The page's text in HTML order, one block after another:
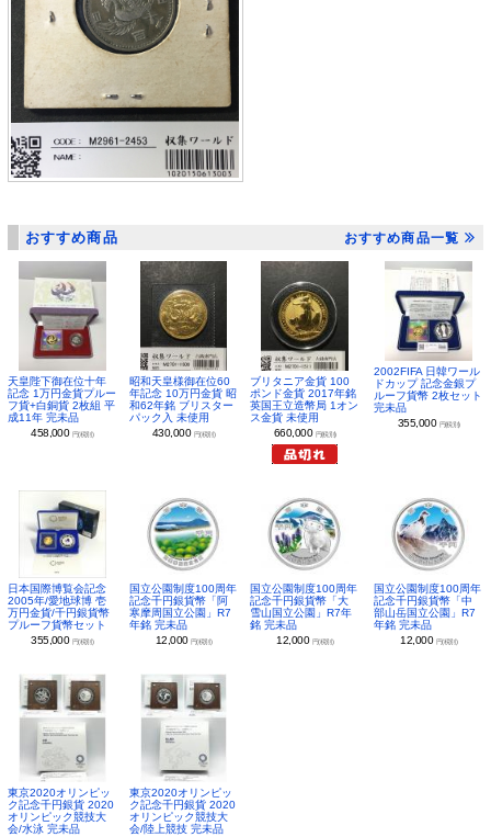
おすすめ商品 おすすめ商品一覧
天皇陛下御在位十年
記念 1万円金貨プルー
フ貨+白銅貨 2枚組 平
成11年 完未品
458,000 円(税別)
昭和天皇様御在位60
年記念 10万円金貨 昭
和62年銘 ブリスター
パック入 未使用
430,000 円(税別)
ブリタニア金貨 100
ポンド金貨 2017年銘
英国王立造幣局 1オン
ス金貨 未使用
660,000 円(税別)
2002FIFA 日韓ワール
ドカップ 記念金銀プ
ルーフ貨幣 2枚セット
完未品
355,000 円(税別)
日本国際博覧会記念
2005年/愛地球博 壱
万円金貨/千円銀貨幣
プルーフ貨幣セット
355,000 円(税別)
国立公園制度100周年
記念千円銀貨幣「阿
寒摩周国立公園」R7
年銘 完未品
12,000 円(税別)
国立公園制度100周年
記念千円銀貨幣「大
雪山国立公園」R7年
銘 完未品
12,000 円(税別)
国立公園制度100周年
記念千円銀貨幣「中
部山岳国立公園」R7
年銘 完未品
12,000 円(税別)
東京2020オリンピッ
ク記念千円銀貨 2020
オリンピック競技大
会/水泳 完未品
東京2020オリンピッ
ク記念千円銀貨 2020
オリンピック競技大
会/陸上競技 完未品